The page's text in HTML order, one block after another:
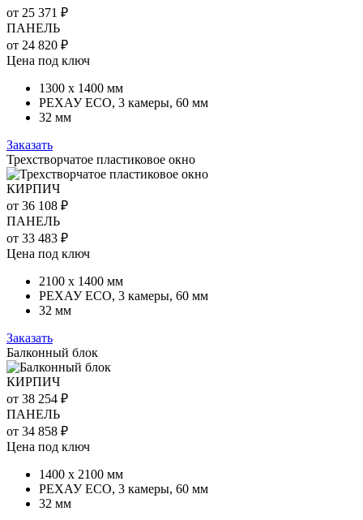
от 25 371 ₽
ПАНЕЛЬ
от 24 820 ₽
Цена под ключ
1300 х 1400 мм
РЕХАУ ECO, 3 камеры, 60 мм
32 мм
Заказать
Трехстворчатое пластиковое окно
КИРПИЧ
от 36 108 ₽
ПАНЕЛЬ
от 33 483 ₽
Цена под ключ
2100 х 1400 мм
РЕХАУ ECO, 3 камеры, 60 мм
32 мм
Заказать
Балконный блок
КИРПИЧ
от 38 254 ₽
ПАНЕЛЬ
от 34 858 ₽
Цена под ключ
1400 х 2100 мм
РЕХАУ ECO, 3 камеры, 60 мм
32 мм